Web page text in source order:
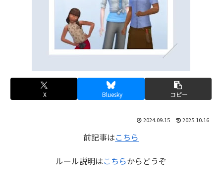
X Bluesky コピー
2024.09.15 2025.10.16
前記事はこちら
ルール説明はこちらからどうぞ